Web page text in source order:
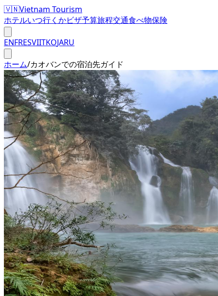
🇻🇳Vietnam Tourism
ホテルいつ行くかビザ予算旅程交通食べ物保険
ENFRESVIITKOJARU
ホーム/カオバンでの宿泊先ガイド